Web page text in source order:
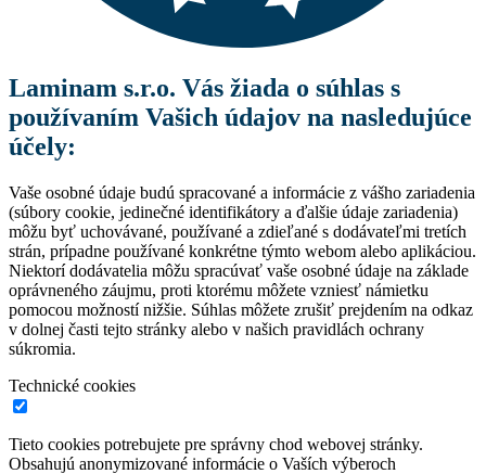
Laminam s.r.o. Vás žiada o súhlas s
používaním Vašich údajov na nasledujúce
účely:
Vaše osobné údaje budú spracované a informácie z vášho zariadenia
(súbory cookie, jedinečné identifikátory a ďalšie údaje zariadenia)
môžu byť uchovávané, používané a zdieľané s dodávateľmi tretích
strán, prípadne používané konkrétne týmto webom alebo aplikáciou.
Niektorí dodávatelia môžu spracúvať vaše osobné údaje na základe
oprávneného záujmu, proti ktorému môžete vzniesť námietku
pomocou možností nižšie. Súhlas môžete zrušiť prejdením na odkaz
v dolnej časti tejto stránky alebo v našich pravidlách ochrany
súkromia.
Technické cookies
Tieto cookies potrebujete pre správny chod webovej stránky.
Obsahujú anonymizované informácie o Vaších výberoch